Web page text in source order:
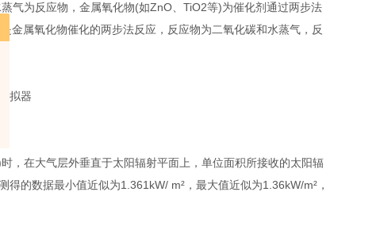
为反应物，金属氧化物(如ZnO、TiO2等)为催化剂通过两步法
属氧化物催化的两步法反应，反应物为二氧化碳和水蒸气，反
在大气层外垂直于太阳辐射平面上，单位面积所接收的太阳辐
的数据最小值近似为1.361kW/ m²，最大值近似为1.36kW/m²，